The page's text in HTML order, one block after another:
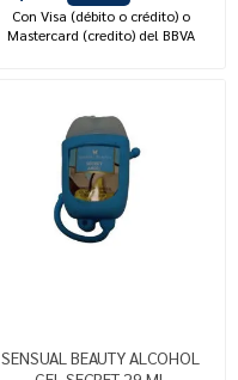
Con Visa (débito o crédito) o
Mastercard (credito) del BBVA
SENSUAL BEAUTY ALCOHOL